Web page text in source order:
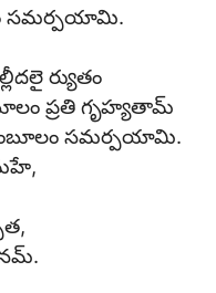
సమర్పయామి.
ర్యుతం
ప్రతి గృహ్యతామ్
సమర్పయామి.